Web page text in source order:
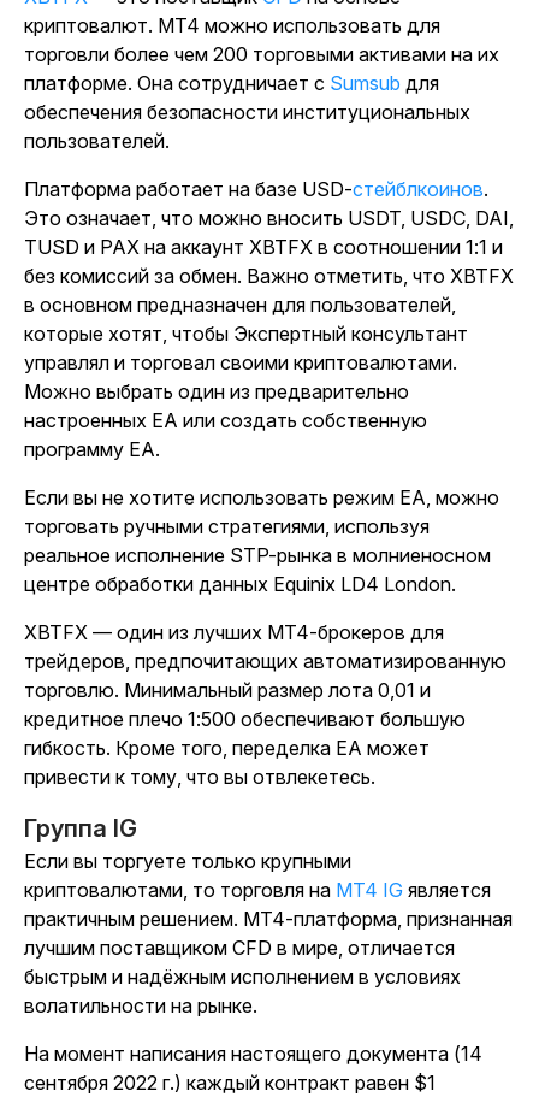
криптовалют. MT4 можно использовать для
торговли более чем 200 торговыми активами на их
платформе. Она сотрудничает с Sumsub для
обеспечения безопасности институциональных
пользователей.
Платформа работает на базе USD-стейблкоинов.
Это означает, что можно вносить USDT, USDC, DAI,
TUSD и PAX на аккаунт XBTFX в соотношении 1:1 и
без комиссий за обмен. Важно отметить, что XBTFX
в основном предназначен для пользователей,
которые хотят, чтобы Экспертный консультант
управлял и торговал своими криптовалютами.
Можно выбрать один из предварительно
настроенных EA или создать собственную
программу EA.
Если вы не хотите использовать режим EA, можно
торговать ручными стратегиями, используя
реальное исполнение STP-рынка в молниеносном
центре обработки данных Equinix LD4 London.
XBTFX — один из лучших MT4-брокеров для
трейдеров, предпочитающих автоматизированную
торговлю. Минимальный размер лота 0,01 и
кредитное плечо 1:500 обеспечивают большую
гибкость. Кроме того, переделка EA может
привести к тому, что вы отвлекетесь.
Группа IG
Если вы торгуете только крупными
криптовалютами, то торговля на MT4 IG является
практичным решением. MT4-платформа, признанная
лучшим поставщиком CFD в мире, отличается
быстрым и надёжным исполнением в условиях
волатильности на рынке.
На момент написания настоящего документа (14
сентября 2022 г.) каждый контракт равен $1